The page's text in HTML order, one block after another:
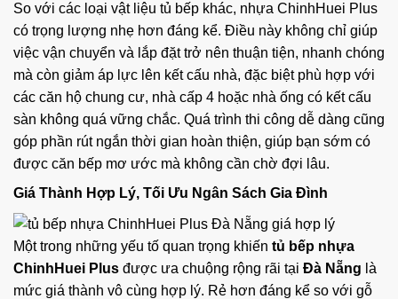
So với các loại vật liệu tủ bếp khác, nhựa ChinhHuei Plus
có trọng lượng nhẹ hơn đáng kể. Điều này không chỉ giúp
việc vận chuyển và lắp đặt trở nên thuận tiện, nhanh chóng
mà còn giảm áp lực lên kết cấu nhà, đặc biệt phù hợp với
các căn hộ chung cư, nhà cấp 4 hoặc nhà ống có kết cấu
sàn không quá vững chắc. Quá trình thi công dễ dàng cũng
góp phần rút ngắn thời gian hoàn thiện, giúp bạn sớm có
được căn bếp mơ ước mà không cần chờ đợi lâu.
Giá Thành Hợp Lý, Tối Ưu Ngân Sách Gia Đình
Một trong những yếu tố quan trọng khiến tủ bếp nhựa
ChinhHuei Plus được ưa chuộng rộng rãi tại Đà Nẵng là
mức giá thành vô cùng hợp lý. Rẻ hơn đáng kể so với gỗ